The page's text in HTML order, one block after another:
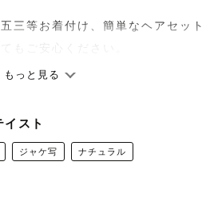
三等お着付け、簡単なヘアセット
です。
ァーとして活動もしておりますの
もっと見る
スト
ジャケ写 ナチュラル